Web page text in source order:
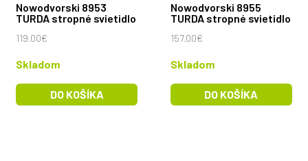
Nowodvorski 8953
TURDA stropné svietidlo
119.00€
Skladom
DO KOŠÍKA
Nowodvorski 8955
TURDA stropné svietidlo
157.00€
Skladom
DO KOŠÍKA